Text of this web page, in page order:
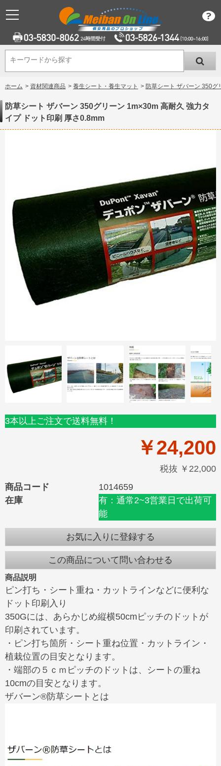
キーワードから探す
キーワードから探す
ホーム > 資材関連商品 > 養生シート・養生マット > 防草シート ザバーン 350
防草シート ザバーン 350グリーン 1m×30m 高耐久 強力タ
イプ ドット印刷 厚さ0.8mm
3本以上ご注文で送料無料！
￥24,200
税抜 ￥22,000
商品コード
1014659
在庫
有：通常2~3営業日で出荷可
能
お気に入りに登録する
この商品について問い合わせる
商品説明
ピン打ち・シート重ね・カットラインなどに便利な
ドット印刷入り
350Gには、あらかじめ縦横50cmピッチのドットが
印刷されています。
・ピン打ち箇所・シート重ね位置・カットライン・
植栽位置の目安となります。
・端部の５ｃｍピッチのドットは、シートの重ね
10cmの目安となります。
ザバーン®防草シートとは